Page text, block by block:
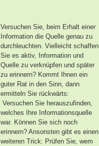
Versuchen Sie, beim Erhalt einer
Information die Quelle genau zu
durchleuchten. Vielleicht schaffen
Sie es aktiv, Information und
Quelle zu verknüpfen und später
zu erinnern? Kommt Ihnen ein
guter Rat in den Sinn, dann
ermitteln Sie rückwärts:
Versuchen Sie herauszufinden,
welches Ihre Informationsquelle
war. Können Sie sich noch
erinnern? Ansonsten gibt es einen
weiteren Trick: Prüfen Sie, wem